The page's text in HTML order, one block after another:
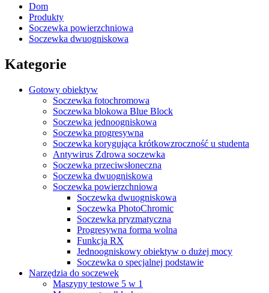
Dom
Produkty
Soczewka powierzchniowa
Soczewka dwuogniskowa
Kategorie
Gotowy obiektyw
Soczewka fotochromowa
Soczewka blokowa Blue Block
Soczewka jednoogniskowa
Soczewka progresywna
Soczewka korygująca krótkowzroczność u studenta
Antywirus Zdrowa soczewka
Soczewka przeciwsłoneczna
Soczewka dwuogniskowa
Soczewka powierzchniowa
Soczewka dwuogniskowa
Soczewka PhotoChromic
Soczewka pryzmatyczna
Progresywna forma wolna
Funkcja RX
Jednoogniskowy obiektyw o dużej mocy
Soczewka o specjalnej podstawie
Narzędzia do soczewek
Maszyny testowe 5 w 1